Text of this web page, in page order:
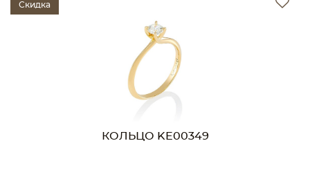
Скидка
КОЛЬЦО KE00349